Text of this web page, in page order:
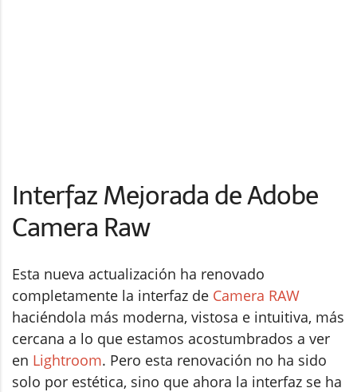
Interfaz Mejorada de Adobe
Camera Raw
Esta nueva actualización ha renovado
completamente la interfaz de Camera RAW
haciéndola más moderna, vistosa e intuitiva, más
cercana a lo que estamos acostumbrados a ver
en Lightroom. Pero esta renovación no ha sido
solo por estética, sino que ahora la interfaz se ha